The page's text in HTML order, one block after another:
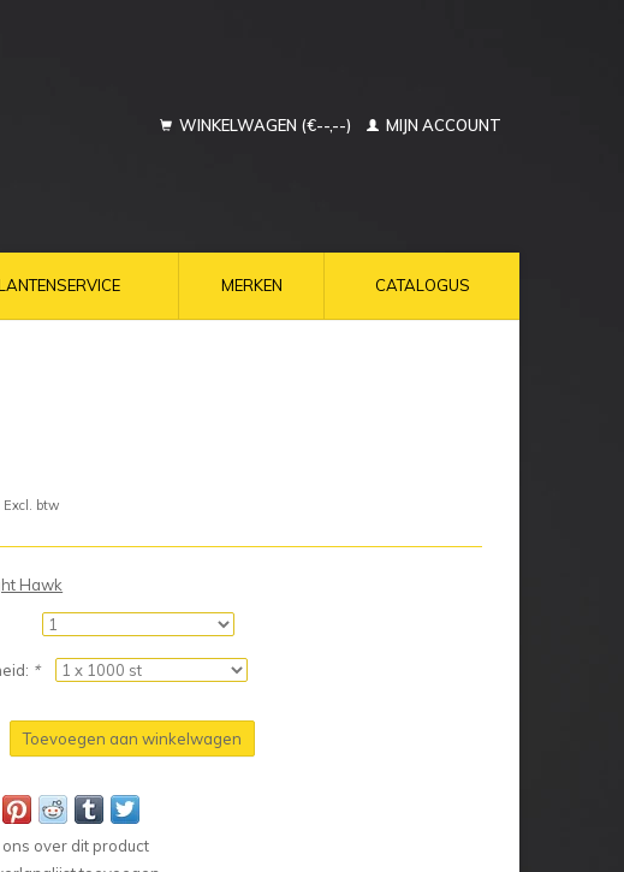
WINKELWAGEN (€--,--) MIJN ACCOUNT
MERKEN CATALOGUS
Excl. btw
Hawk
*
Toevoegen aan winkelwagen
ons over dit product